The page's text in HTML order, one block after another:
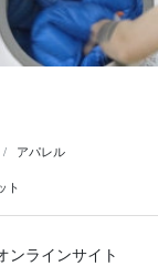
アパレル
ト
ンラインサイト